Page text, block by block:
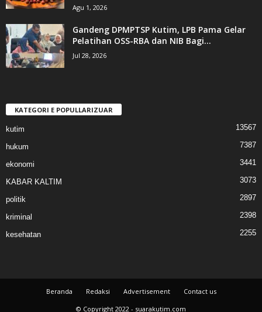
Agu 1, 2026
Gandeng DPMPTSP Kutim, LPB Pama Gelar
Pelatihan OSS-RBA dan NIB Bagi...
Jul 28, 2026
KATEGORI E POPULLARIZUAR
kutim 13567
hukum 7387
ekonomi 3441
KABAR KALTIM 3073
politik 2897
kriminal 2398
kesehatan 2255
Beranda Redaksi Advertisement
Contact us
© Copyright 2022 - suarakutim.com